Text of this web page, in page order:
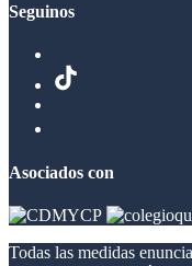
Seguinos
Asociados con
Todas las medidas